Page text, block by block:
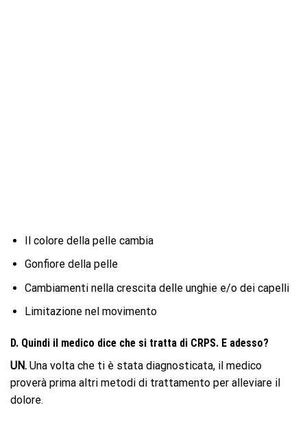
Il colore della pelle cambia
Gonfiore della pelle
Cambiamenti nella crescita delle unghie e/o dei capelli
Limitazione nel movimento
D. Quindi il medico dice che si tratta di CRPS. E adesso?
UN. Una volta che ti è stata diagnosticata, il medico
proverà prima altri metodi di trattamento per alleviare il
dolore.